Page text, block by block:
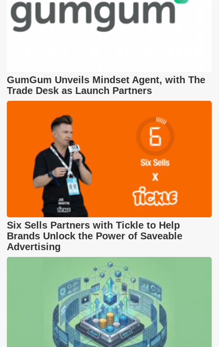
GumGum Unveils Mindset Agent, with The
Trade Desk as Launch Partners
Six Sells Partners with Tickle to Help
Brands Unlock the Power of Saveable
Advertising